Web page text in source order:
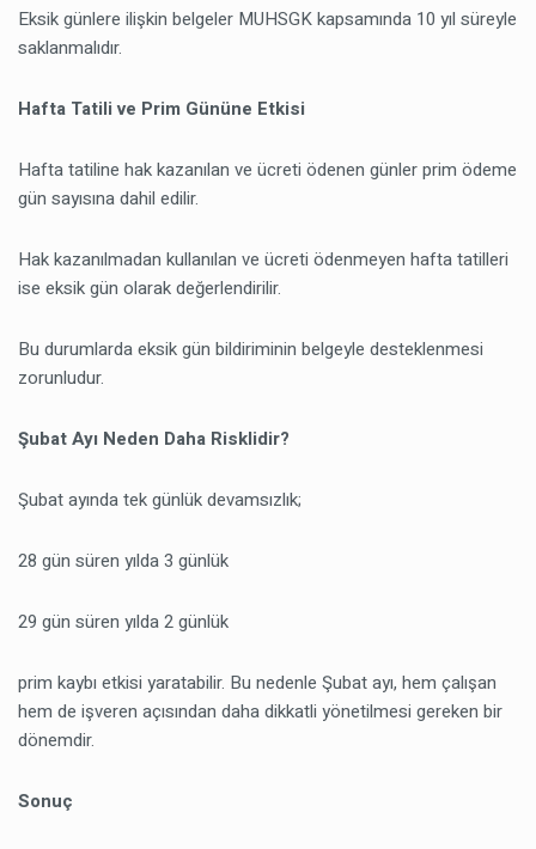
Eksik günlere ilişkin belgeler MUHSGK kapsamında 10 yıl süreyle
saklanmalıdır.
Hafta Tatili ve Prim Gününe Etkisi
Hafta tatiline hak kazanılan ve ücreti ödenen günler prim ödeme
gün sayısına dahil edilir.
Hak kazanılmadan kullanılan ve ücreti ödenmeyen hafta tatilleri
ise eksik gün olarak değerlendirilir.
Bu durumlarda eksik gün bildiriminin belgeyle desteklenmesi
zorunludur.
Şubat Ayı Neden Daha Risklidir?
Şubat ayında tek günlük devamsızlık;
28 gün süren yılda 3 günlük
29 gün süren yılda 2 günlük
prim kaybı etkisi yaratabilir. Bu nedenle Şubat ayı, hem çalışan
hem de işveren açısından daha dikkatli yönetilmesi gereken bir
dönemdir.
Sonuç